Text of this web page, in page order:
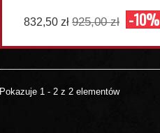
832,50 zł 925,00 zł -10%
Pokazuje 1 - 2 z 2 elementów